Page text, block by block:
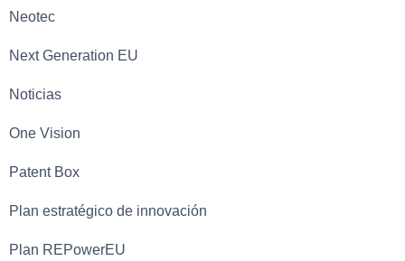
Neotec
Next Generation EU
Noticias
One Vision
Patent Box
Plan estratégico de innovación
Plan REPowerEU